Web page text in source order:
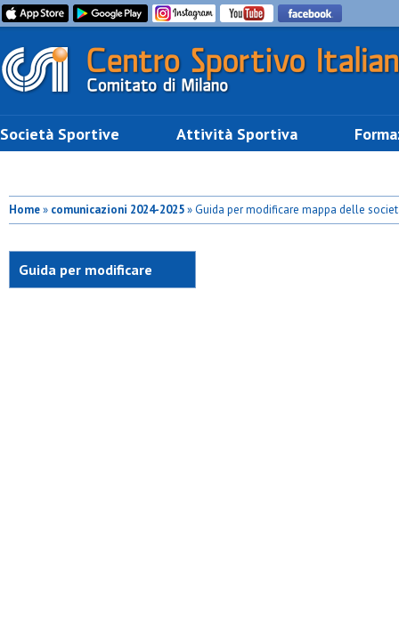
Società Sportive Attività Sportiva
Home» comunicazioni 2024-2025» Guida per modificare mappa delle
Guida per modificare